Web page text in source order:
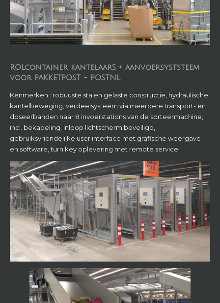
ROLcontainer kantelaarS + aanvoersyststeem
voor PAKKETPOST - POSTNL
Kenmerken : robuuste stalen gelaste constructie, hydraulische
doseerbanden naar 8 invoerstations van de sorteermachine,
incl. bekabeling, inloop lichtscherm beveiligd,
en software, turn key oplevering met remote service.